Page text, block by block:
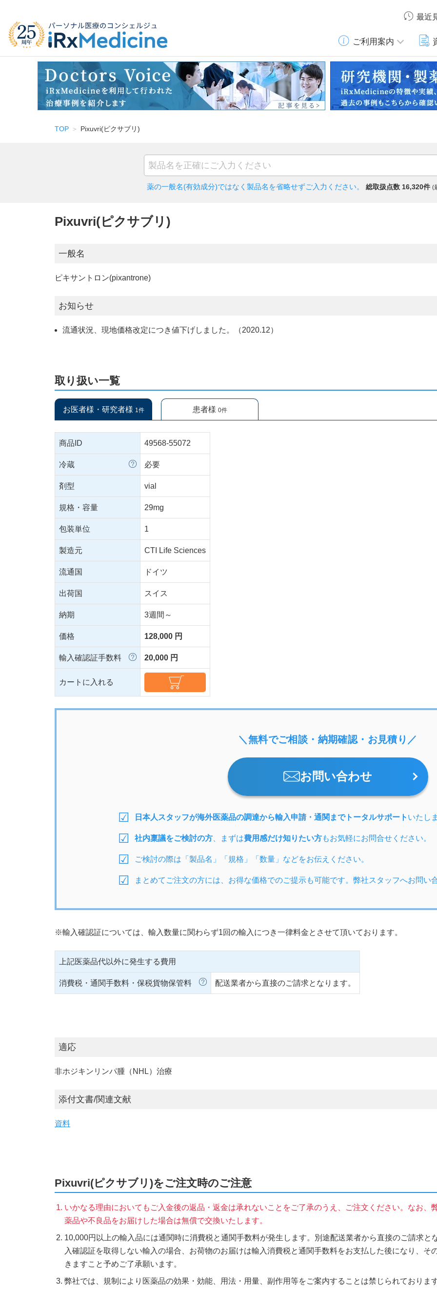
最近
ご利用案内
TOP Pixuvri(ピクサブリ)
薬の一般名(有効成分)ではなく 製品名を省略せずご入力ください。 総取扱点数 16,320件 (
Pixuvri(ピクサブリ)
一般名
ピキサントロン(pixantrone)
お知らせ
流通状況、現地価格改定につき値下げしました。（2020.12）
取り扱い一覧
お医者様・研究者様 1件 患者様 0件
商品ID 49568-55072
冷蔵 必要
剤型 vial
規格・容量 29mg
包装単位 1
製造元 CTI Life Sciences
流通国 ドイツ
出荷国 スイス
納期 3週間～
価格 128,000 円
輸入確認証手数料 20,000 円
カートに入れる
＼無料でご相談・納期確認・お見積り／
お問い合わせ
日本人スタッフが海外医薬品の調達から輸入申請・通関までトータルサポート いたし
社内稟議をご検討の方 、まずは費用感だけ知りたい方もお気軽にお問合せください。
ご検討の際は「製品名」「規格」「数量」などをお伝えください。
まとめてご注文の方には、お得な価格でのご提示も可能です。弊社スタッフへお問い
※輸入確認証については、輸入数量に関わらず1回の輸入につき一律料金とさせて頂いております。
上記医薬品代以外に発生する費用
消費税・通関手数料・保税貨物保管料 配送業者から直接のご請求となります。
適応
非ホジキンリンパ腫（NHL）治療
添付文書/関連文献
資料
Pixuvri(ピクサブリ)をご注文時のご注意
いかなる理由においてもご入金後の返品・返金は承れないことをご了承のうえ、ご注文ください。なお、
薬品や不良品をお届けした場合は無償で交換いたします。
10,000円以上の輸入品には通関時に消費税と通関手数料が発生します。別途配送業者から直接のご請求
入確認証を取得しない輸入の場合、お荷物のお届けは輸入消費税と通関手数料をお支払した後になり、そ
きますこと予めご了承願います。
弊社では、規制により医薬品の効果・効能、用法・用量、副作用等をご案内することは禁じられておりま